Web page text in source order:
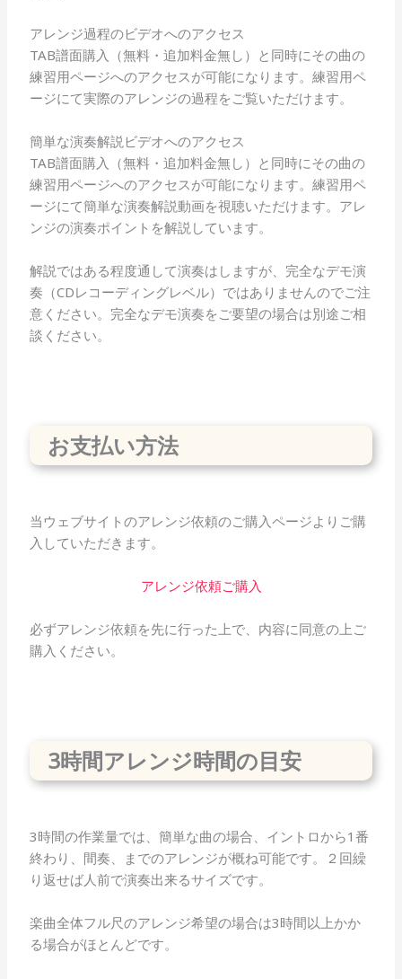
アレンジ過程のビデオへのアクセス
TAB譜面購入（無料・追加料金無し）と同時にその曲の
練習用ページへのアクセスが可能になります。練習用ペ
ージにて実際のアレンジの過程をご覧いただけます。
簡単な演奏解説ビデオへのアクセス
TAB譜面購入（無料・追加料金無し）と同時にその曲の
練習用ページへのアクセスが可能になります。練習用ペ
ージにて簡単な演奏解説動画を視聴いただけます。アレ
ンジの演奏ポイントを解説しています。
解説ではある程度通して演奏はしますが、完全なデモ演
奏（CDレコーディングレベル）ではありませんのでご注
意ください。完全なデモ演奏をご要望の場合は別途ご相
談ください。
お支払い方法
当ウェブサイトのアレンジ依頼のご購入ページよりご購
入していただきます。
アレンジ依頼ご購入
必ずアレンジ依頼を先に行った上で、内容に同意の上ご
購入ください。
3時間アレンジ時間の目安
3時間の作業量では、簡単な曲の場合、イントロから1番
終わり、間奏、までのアレンジが概ね可能です。２回繰
り返せば人前で演奏出来るサイズです。
楽曲全体フル尺のアレンジ希望の場合は3時間以上かか
る場合がほとんどです。